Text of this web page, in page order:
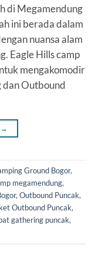
di Megamendung
ini berada dalam
nuansa alam
Eagle Hills camp
mengakomodir
dan Outbound
→
Ground Bogor,
megamendung,
, Outbound Puncak,
Outbound Puncak,
gathering puncak,